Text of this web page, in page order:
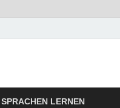
SPRACHEN LERNEN